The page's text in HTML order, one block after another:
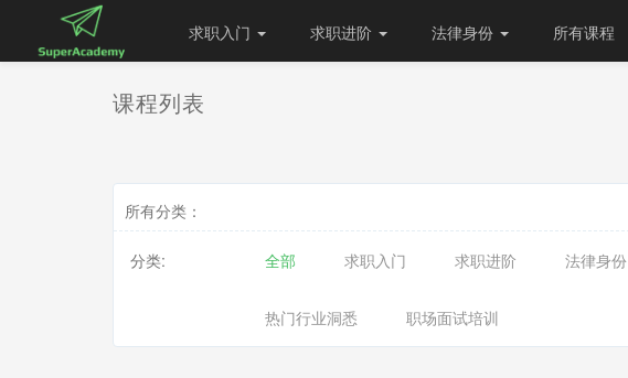
求职入门 求职进阶 法律身份 所有课程
课程列表
所有分类：
分类: 全部 求职入门 求职进阶 法律身份
热门行业洞悉 职场面试培训